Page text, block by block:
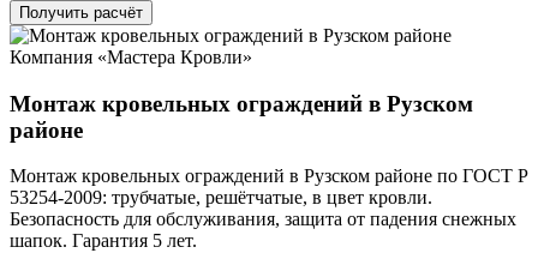
Получить расчёт
Компания «Мастера Кровли»
Монтаж кровельных ограждений в Рузском
районе
Монтаж кровельных ограждений в Рузском районе по ГОСТ Р
53254-2009: трубчатые, решётчатые, в цвет кровли.
Безопасность для обслуживания, защита от падения снежных
шапок. Гарантия 5 лет.